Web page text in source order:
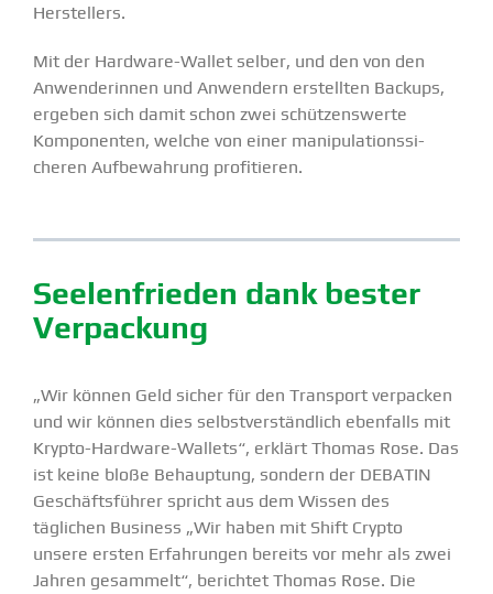
Herstellers.
Mit der Hardware-Wallet selber, und den von den
Anwen­de­rinnen und Anwendern erstellten Backups,
ergeben sich damit schon zwei schüt­zens­werte
Kompo­nenten, welche von einer manipu­la­ti­ons­si­
cheren Aufbe­wahrung profi­tieren.
Seelen­frieden dank bester
Verpa­ckung
„Wir können Geld sicher für den Transport verpacken
und wir können dies selbst­ver­ständlich ebenfalls mit
Krypto-Hardware-Wallets“, erklärt Thomas Rose. Das
ist keine bloße Behauptung, sondern der DEBATIN
Geschäfts­führer spricht aus dem Wissen des
täglichen Business „Wir haben mit Shift Crypto
unsere ersten Erfah­rungen bereits vor mehr als zwei
Jahren gesammelt“, berichtet Thomas Rose. Die